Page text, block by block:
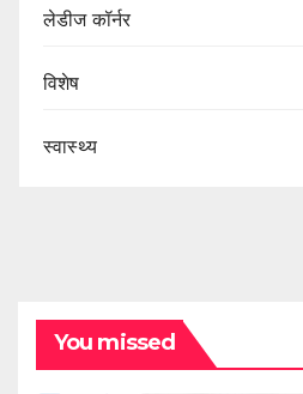
लेडीज कॉर्नर
विशेष
स्वास्थ्य
You missed